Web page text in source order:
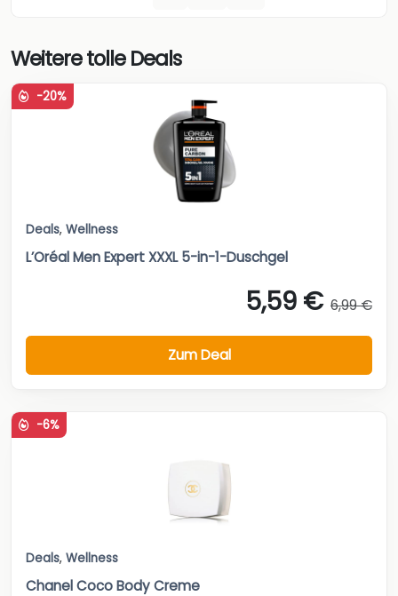
Weitere tolle Deals
-20%
Deals, Wellness
L’Oréal Men Expert XXXL 5-in-1-Duschgel
5,59 € 6,99 €
Zum Deal
-6%
Deals, Wellness
Chanel Coco Body Creme